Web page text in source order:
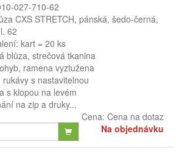
027-710-62
CXS STRETCH, pánská, šedo-černá,
62
kart = 20 ks
blůza, strečová tkanina
ramena vyztužena
s nastavitelnou
s klopou na levém
na zip a druky...
Cena: Cena na dotaz
Na objednávku